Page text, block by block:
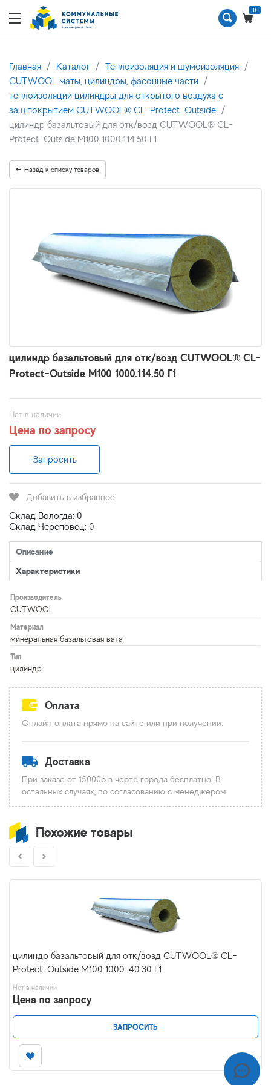
0
Главная Каталог
Теплоизоляция и шумоизоляция
CUTWOOL маты, цилиндры, фасонные части
теплоизоляции цилиндры для открытого воздуха с
защ.покрытием CUTWOOL® CL-Protect-Outside
цилиндр базальтовый для отк/возд CUTWOOL® CL-
Protect-Outside M100 1000.114.50 Г1
Назад к списку товаров
цилиндр базальтовый для отк/возд CUTWOOL® CL-
Protect-Outside M100 1000.114.50 Г1
Нет в наличии
Цена по запросу
Запросить
Добавить в избранное
Склад Вологда: 0
Склад Череповец: 0
Описание
Характеристики
Производитель
CUTWOOL
Материал
минеральная базальтовая вата
Тип
цилиндр
Оплата
Онлайн оплата прямо на сайте или при получении.
Доставка
При заказе от 15000р в черте города бесплатно. В
остальных случаях, по согласованию с менеджером.
Похожие товары
цилиндр базальтовый для отк/возд CUTWOOL® CL-
Protect-Outside M100 1000. 40.30 Г1
Нет в наличии
Цена по запросу
ЗАПРОСИТЬ